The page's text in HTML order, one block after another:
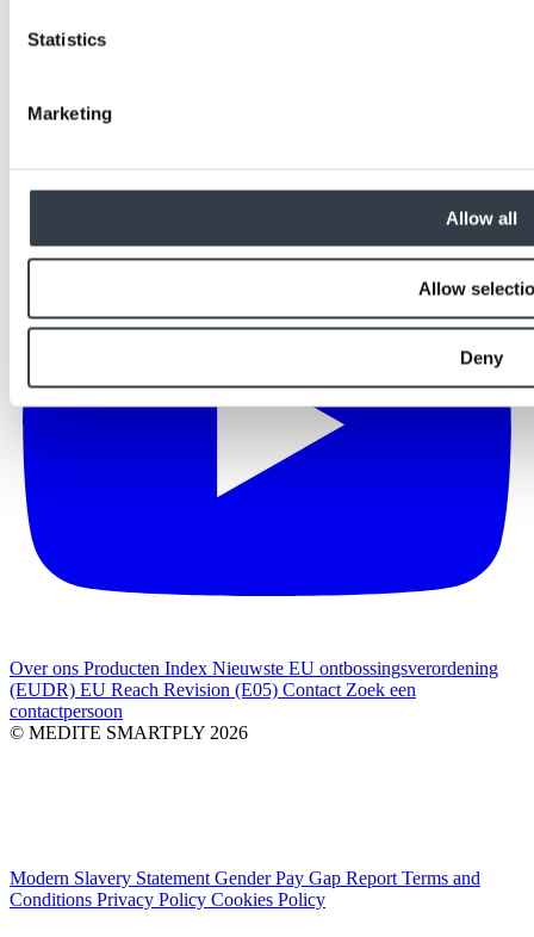
Statistics
Marketing
Allow all
Allow
Deny
Over ons Producten Index Nieuwste EU ontbossingsverordening
(EUDR) EU Reach Revision (E05) Contact Zoek een
contactpersoon
© MEDITE SMARTPLY 2026
Modern Slavery Statement Gender Pay Gap Report Terms and
Conditions Privacy Policy Cookies Policy